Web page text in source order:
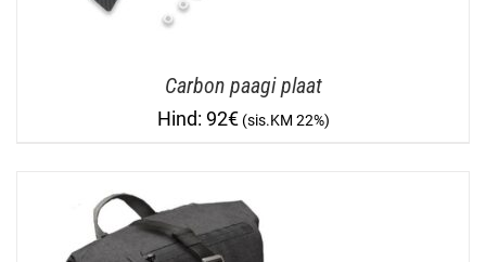
Carbon paagi plaat
92€